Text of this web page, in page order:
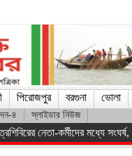
পিরোজপুর বরগুনা ভোলা
৪ স্লাইডার নিউজ
সরকারকে হটানো সম্ভব হয়েছে :